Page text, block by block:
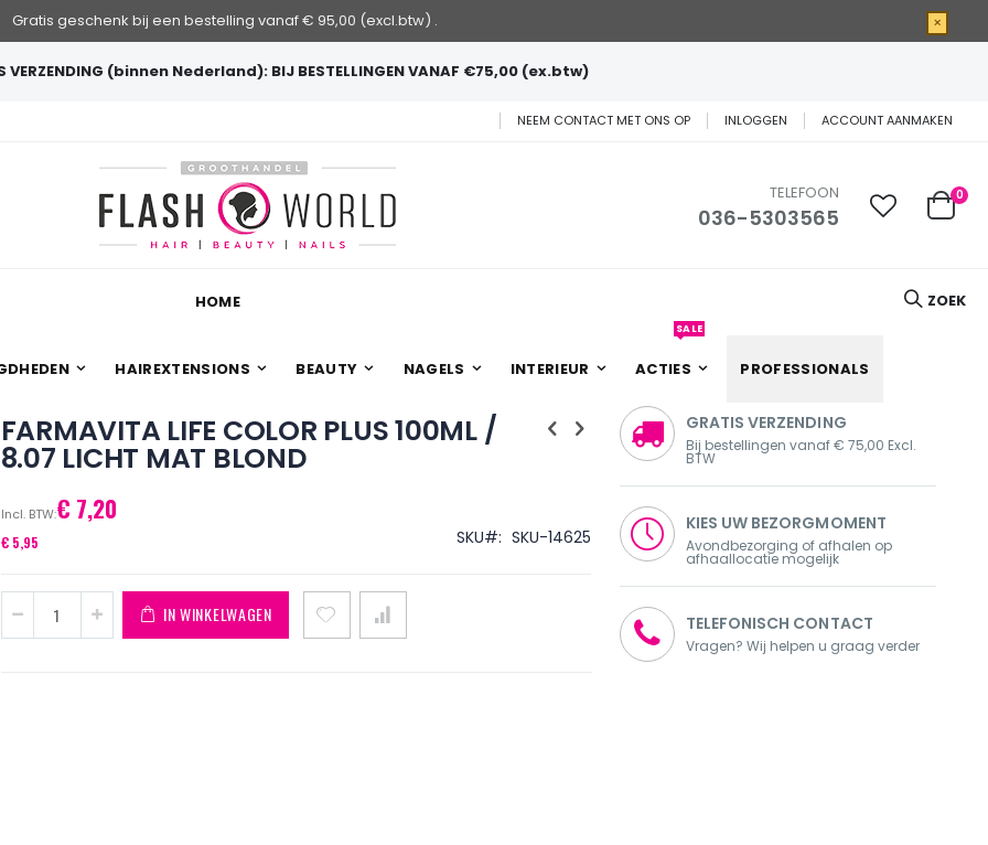
Gratis geschenk bij een bestelling vanaf € 95,00 (excl.btw) . ×
VERZENDING (binnen Nederland): BIJ BESTELLINGEN VANAF €75,00 (ex.btw)
NEEM CONTACT MET ONS OP INLOGGEN ACCOUNT AANMAKEN
TELEFOON
036-5303565
ZOEK
Cart
0
HOME
HAIREXTENSIONS BEAUTY NAGELS INTERIEUR ACTIES
SALE
PROFESSIONALS
FARMAVITA LIFE COLOR PLUS 100ML /
8.07 LICHT MAT BLOND
€ 7,20
€ 5,95 SKU SKU-14625
IN WINKELWAGEN
GRATIS VERZENDING
Bij bestellingen vanaf € 75,00 Excl.
BTW
KIES UW BEZORGMOMENT
Avondbezorging of afhalen op
afhaallocatie mogelijk
TELEFONISCH CONTACT
Vragen? Wij helpen u graag verder